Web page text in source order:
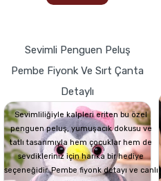
Sevimli Penguen Peluş
Pembe Fiyonk Ve Sırt Çanta
Detaylı
Sevimliliğiyle kalpleri eriten bu özel
penguen peluş, yumuşacık dokusu ve
tatlı tasarımıyla hem çocuklar hem de
sevdikleriniz için harika bir hediye
seçeneğidir. Pembe fiyonk detayı ve canlı